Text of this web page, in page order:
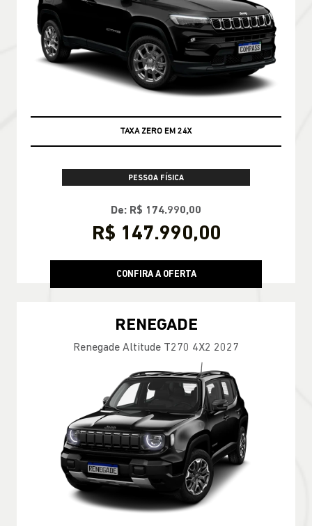
TAXA ZERO EM 24X
PESSOA FÍSICA
De: R$ 174.990,00
R$ 147.990,00
CONFIRA A OFERTA
RENEGADE
Renegade Altitude T270 4X2 2027